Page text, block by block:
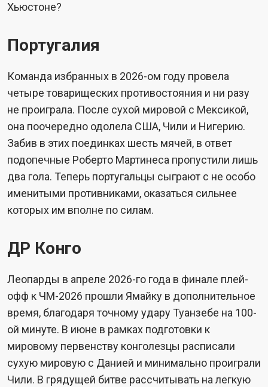
Хьюстоне?
Португалия
Команда избранных в 2026-ом году провела
четыре товарищеских противостояния и ни разу
не проиграла. После сухой мировой с Мексикой,
она поочередно одолела США, Чили и Нигерию.
Забив в этих поединках шесть мячей, в ответ
подопечные Роберто Мартинеса пропустили лишь
два гола. Теперь португальцы сыграют с не особо
именитыми противниками, оказаться сильнее
которых им вполне по силам.
ДР Конго
Леопарды в апреле 2026-го года в финале плей-
офф к ЧМ-2026 прошли Ямайку в дополнительное
время, благодаря точному удару Туанзебе на 100-
ой минуте. В июне в рамках подготовки к
мировому первенству конголезцы расписали
сухую мировую с Данией и минимально проиграли
Чили. В грядущей битве рассчитывать на легкую